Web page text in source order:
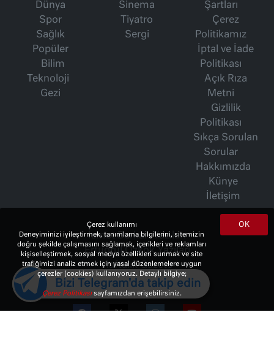
Dünya
Spor
Sağlık
Popüler
Bilim
Teknoloji
Gezi
Sinema
Tiyatro
Sergi
Şartları
Çerez
Politikamız
İptal ve İade
Politikası
Açık Rıza
Metni
Gizlilik
Politikası
Sıkça Sorulan
Sorular
Hakkımızda
Künye
İletişim
İsmet Berkan Yazıları
Ertuğrul Özkök Yazıları
Haftalık Gazete
OK
Çerez kullanımı
Deneyiminizi iyileştirmek, tanımlama bilgilerini, sitemizin
doğru şekilde çalışmasını sağlamak, içerikleri ve reklamları
kişiselleştirmek, sosyal medya özellikleri sunmak ve site
trafiğimizi analiz etmek için yasal düzenlemelere uygun
çerezler (cookies) kullanıyoruz. Detaylı bilgiye;
Çerez Politikasısayfamızdan erişebilirsiniz.
Bizi Telegram'da takip edin